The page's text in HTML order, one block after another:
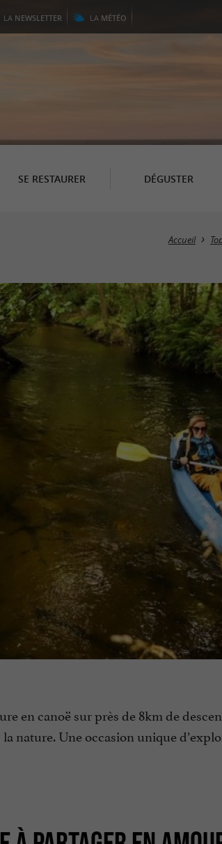
LA NEWSLETTER LA MÉTÉO
SE RESTAURER DÉGUSTER
Accueil
en canoë sur près de 8km de
nature. Une occasion unique